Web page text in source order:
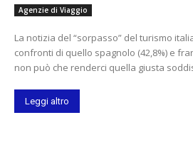
Agenzie di Viaggio
La notizia del “sorpasso” del turismo
confronti di quello spagnolo (42,8%) e
non può che renderci quella giusta
Leggi altro